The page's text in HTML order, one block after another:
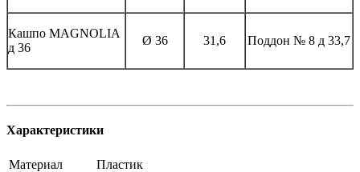
Кашпо MAGNOLIА
д 36
Ø 36 31,6 Поддон № 8 д 33,7
Характеристики
Материал
Пластик